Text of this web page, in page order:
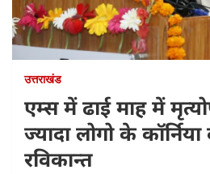
उत्तराखंड
एम्स में ढाई माह में
ज्यादा लोगो के
रविकान्त